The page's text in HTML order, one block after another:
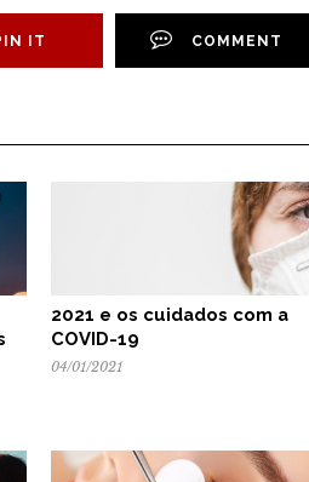
IT COMMENT
2021 e os cuidados com a
COVID-19
04/01/2021